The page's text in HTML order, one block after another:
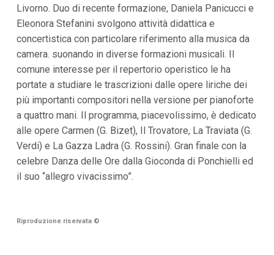
l
e
a
i
n
f
n
d
Livorno. Duo di recente formazione, Daniela Panicucci e
Eleonora Stefanini svolgono attività didattica e
concertistica con particolare riferimento alla musica da
camera. suonando in diverse formazioni musicali. Il
comune interesse per il repertorio operistico le ha
portate a studiare le trascrizioni dalle opere liriche dei
più importanti compositori nella versione per pianoforte
a quattro mani. Il programma, piacevolissimo, è dedicato
alle opere Carmen (G. Bizet), Il Trovatore, La Traviata (G.
Verdi) e La Gazza Ladra (G. Rossini). Gran finale con la
celebre Danza delle Ore dalla Gioconda di Ponchielli ed
il suo “allegro vivacissimo”.
Riproduzione riservata ©